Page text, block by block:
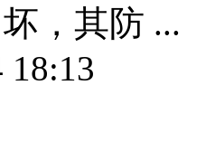
，其防 ...
18:13